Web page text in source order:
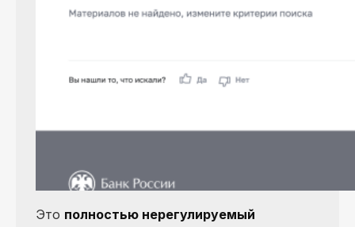
Это полностью нерегулируемый